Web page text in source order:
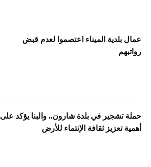
عمال بلدية الميناء اعتصموا لعدم قبض
رواتبهم
حملة تشجير في بلدة شارون.. والبنا يؤكد على
أهمية تعزيز ثقافة الإنتماء للأرض